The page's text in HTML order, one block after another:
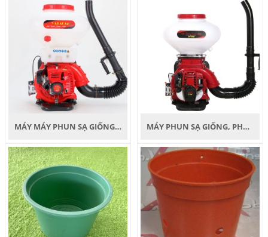
MÁY MÁY PHUN SẠ GIỐNG, PHÂN BÓN YATAKA CS-26 MÁY PHUN SẠ GIỐNG, PHÂN BÓN YATAKA CS-435